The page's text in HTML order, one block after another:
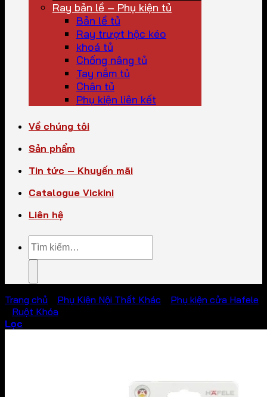
Ray bản lề – Phụ kiện tủ
Bản lề tủ
Ray trượt hộc kéo
khoá tủ
Chống nâng tủ
Tay nắm tủ
Chân tủ
Phụ kiện liên kết
Về chúng tôi
Sản phẩm
Tin tức – Khuyến mãi
Catalogue Vickini
Liên hệ
Tìm
kiếm:
Trang chủ Phụ Kiện Nội Thất Khác
Phụ kiện cửa Hafele
Ruột Khóa
Lọc